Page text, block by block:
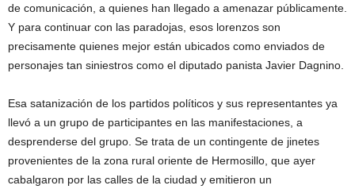
de comunicación, a quienes han llegado a amenazar públicamente.
Y para continuar con las paradojas, esos lorenzos son
precisamente quienes mejor están ubicados como enviados de
personajes tan siniestros como el diputado panista Javier Dagnino.
Esa satanización de los partidos políticos y sus representantes ya
llevó a un grupo de participantes en las manifestaciones, a
desprenderse del grupo. Se trata de un contingente de jinetes
provenientes de la zona rural oriente de Hermosillo, que ayer
cabalgaron por las calles de la ciudad y emitieron un